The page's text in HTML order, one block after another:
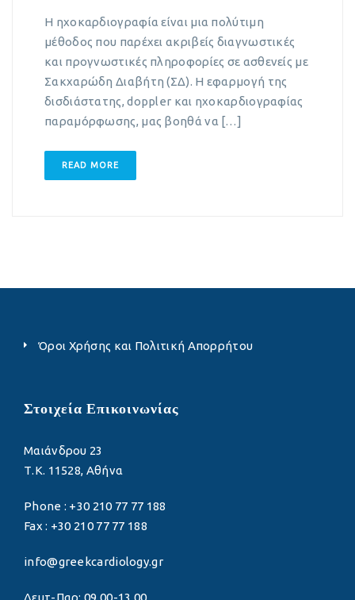
Η ηχοκαρδιογραφία είναι μια πολύτιμη
μέθοδος που παρέχει ακριβείς διαγνωστικές
και προγνωστικές πληροφορίες σε ασθενείς με
Σακχαρώδη Διαβήτη (ΣΔ). Η εφαρμογή της
δισδιάστατης, doppler και ηχοκαρδιογραφίας
παραμόρφωσης, μας βοηθά να […]
READ MORE
Όροι Χρήσης και Πολιτική Απορρήτου
Στοιχεία Επικοινωνίας
Μαιάνδρου 23
Τ.Κ. 11528, Αθήνα
Phone : +30 210 77 77 188
Fax : +30 210 77 77 188
info@greekcardiology.gr
Δευτ-Παρ: 09.00-13.00